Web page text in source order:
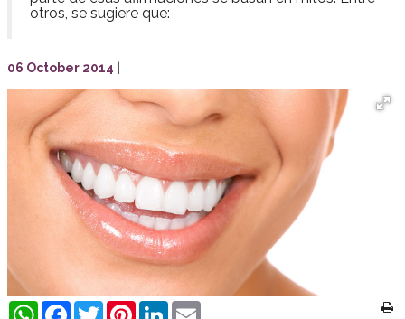
otros, se sugiere que:
06 October 2014
WhatsAppFacebookTwitterPinterestLinkedIn